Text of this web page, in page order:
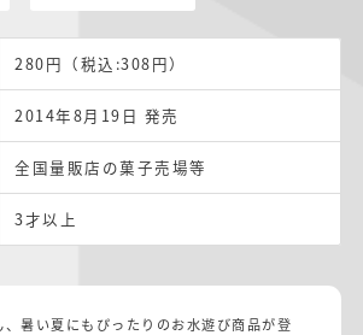
280円（税込:308円）
2014年8月19日 発売
全国量販店の菓子売場等
3才以上
、暑い夏にもぴったりのお水遊び商品が登